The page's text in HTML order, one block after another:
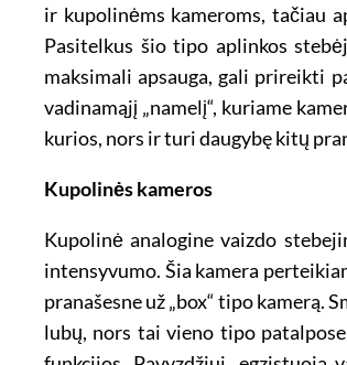
ir kupolinėms kameroms, tačiau
Pasitelkus šio tipo aplinkos
maksimali apsauga, gali prireikti
vadinamąjį „namelį“, kuriame
kurios, nors ir turi daugybę kitų
Kupolinės kameros
Kupolinė analogine vaizdo
intensyvumo. Šia kamera
pranašesne už „box“ tipo
lubų, nors tai vieno tipo